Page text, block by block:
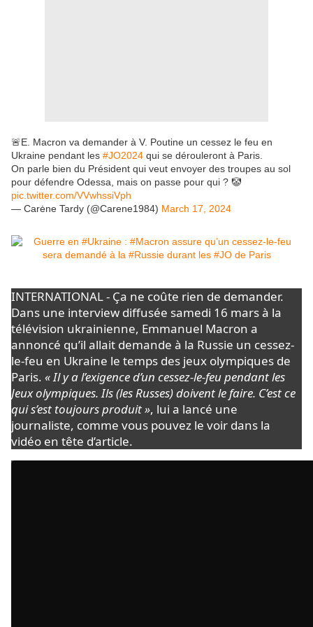
🚨E. Macron va demander à V. Poutine un cessez le feu en
Ukraine pendant les #JO2024 qui se dérouleront à Paris.
On parle bien du Président qui veut envoyer des troupes au sol
pour défendre Odessa, mais on passe pour qui ? 🤡
pic.twitter.com/VVwhssiVph
— Carėne Tardy (@Carene1984) March 17, 2024
INTERNATIONAL - Ça ne coûte rien de demander.
Dans une interview diffusée samedi 16 mars à la
télévision ukrainienne, Emmanuel Macron a
annoncé qu’il allait demande à la Russie un cessez-
le-feu en Ukraine le temps des jeux olympiques de
Paris. « Il y a l’exigence d’un cessez-le-feu pendant les
Jeux olympiques. Ils (les Russes) doivent le faire. C’est ce
qui s’est toujours produit », lui a lancé une
journaliste, comme vous pouvez le voir dans la
vidéo en tête d’article.